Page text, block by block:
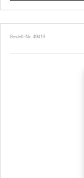
Bestell-Nr. 49419